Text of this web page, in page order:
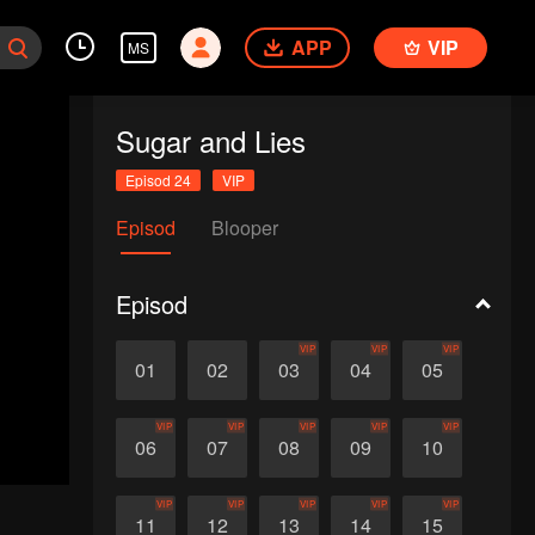
MS APP VIP
Sugar and Lies
Episod 24 VIP
Episod Blooper
Episod
01 02 03
VIP
04
VIP
05
VIP
06
VIP
07
VIP
08
VIP
09
VIP
10
VIP
11
VIP
12
VIP
13
VIP
14
VIP
15
VIP